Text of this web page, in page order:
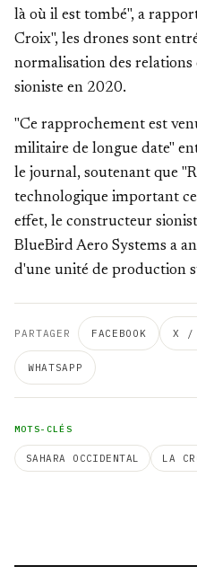
là où il est tombé", a
Croix", les drones sont
normalisation des
sioniste en 2020.
"Ce rapprochement est
militaire de longue date"
le journal, soutenant que
technologique important
effet, le constructeur
BlueBird Aero Systems a
d'une unité de production
PARTAGER FACEBOOK X /
WHATSAPP
MOTS-CLÉS
SAHARA OCCIDENTAL LA